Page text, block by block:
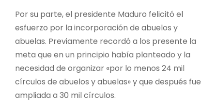
Por su parte, el presidente Maduro felicitó el
esfuerzo por la incorporación de abuelos y
abuelas. Previamente recordó a los presente la
meta que en un principio había planteado y la
necesidad de organizar «por lo menos 24 mil
círculos de abuelos y abuelas» y que después fue
ampliada a 30 mil círculos.